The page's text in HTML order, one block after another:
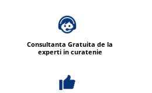
Consultanta Gratuita de la
experti in curatenie